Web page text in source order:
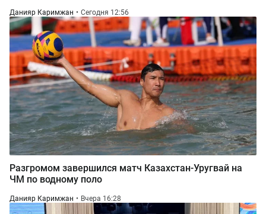
Данияр Каримжан Сегодня 12:56
Разгромом завершился матч Казахстан-Уругвай на
ЧМ по водному поло
Данияр Каримжан Вчера 16:28